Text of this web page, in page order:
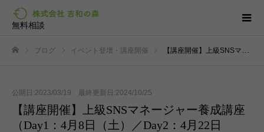
無料相談
ブログ イベント登壇・講座開催 【講座開催】上級SNSマネージャー養成講座（Day1：4月8日（土）／Day2：4月22日（土））
公開日:2023/03/19 最終更新日:2024/10/25
【講座開催】上級SNSマネージャー養成講座
（Day1：4月8日（土）／Day2：4月22日